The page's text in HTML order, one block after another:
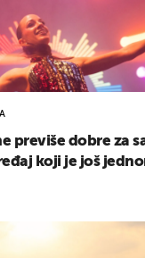
previše dobre za
koji je još